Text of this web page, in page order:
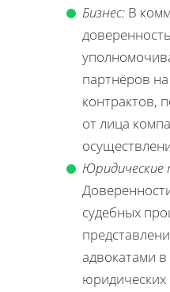
Бизнес: В
партнёров
контрактов,
от лица
Юридические
судебных
адвокатами
юридических